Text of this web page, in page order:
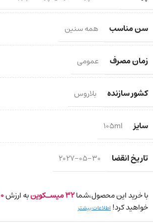
سن مناسب همه سنین
زمان مصرف عمومی
کشور سازنده بلاروس
سایز 105ml
تاریخ انقضا 2027-05-30
با خرید این محصول،شما32میسـکوینبه ارزش
خواهید کرد! اطلاعات بیشتر